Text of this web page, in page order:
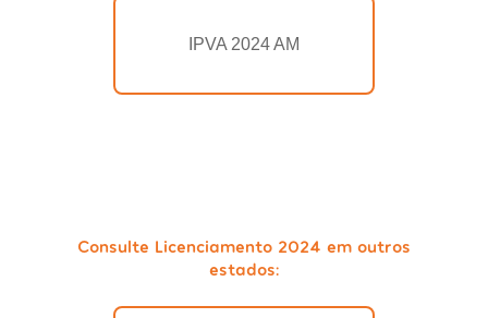
IPVA 2024 AM
Consulte Licenciamento 2024 em outros
estados: